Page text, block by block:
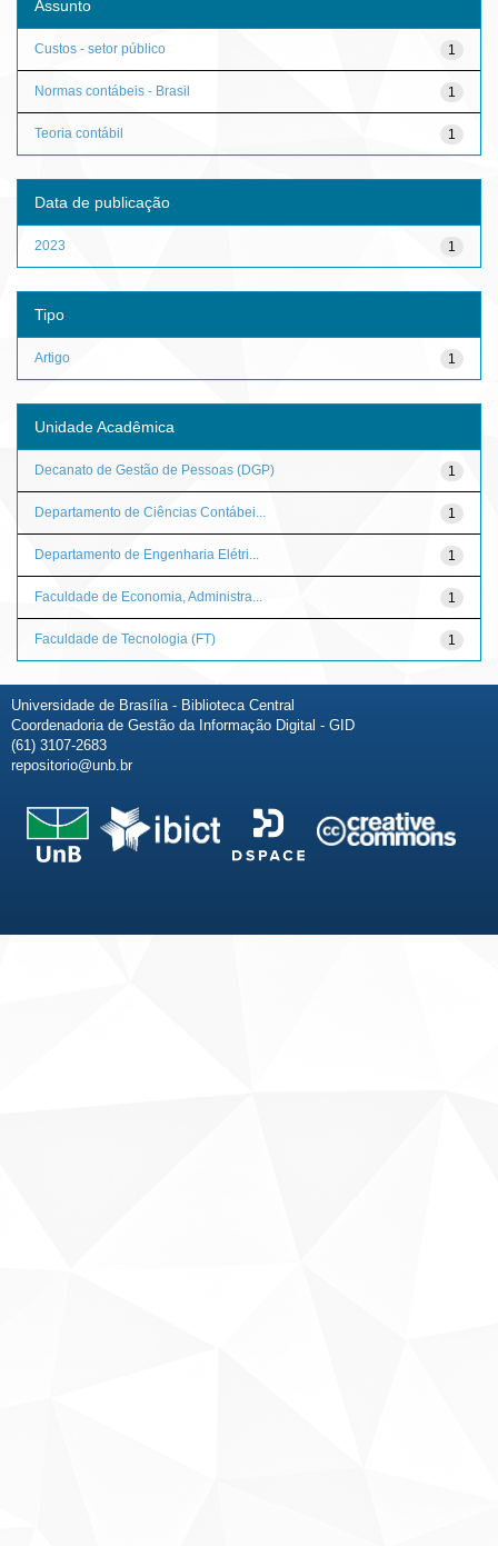
Assunto
1
Custos - setor público
1
Normas contábeis - Brasil
1
Teoria contábil
Data de publicação
1
2023
Tipo
1
Artigo
Unidade Acadêmica
1
Decanato de Gestão de Pessoas (DGP)
1
Departamento de Ciências Contábei...
1
Departamento de Engenharia Elétri...
1
Faculdade de Economia, Administra...
1
Faculdade de Tecnologia (FT)
Universidade de Brasília - Biblioteca Central
Coordenadoria de Gestão da Informação Digital - GID
(61) 3107-2683
repositorio@unb.br